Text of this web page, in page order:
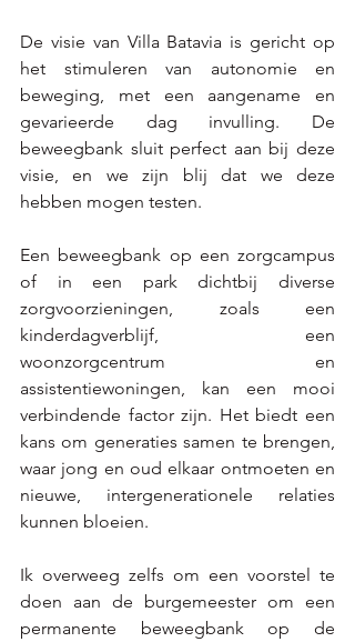
De visie van Villa Batavia is gericht op
het stimuleren van autonomie en
beweging, met een aangename en
gevarieerde dag invulling. De
beweegbank sluit perfect aan bij deze
visie, en we zijn blij dat we deze
hebben mogen testen.
Een beweegbank op een zorgcampus
of in een park dichtbij diverse
zorgvoorzieningen, zoals een
kinderdagverblijf, een
woonzorgcentrum en
assistentiewoningen, kan een mooi
verbindende factor zijn. Het biedt een
kans om generaties samen te brengen,
waar jong en oud elkaar ontmoeten en
nieuwe, intergenerationele relaties
kunnen bloeien.
Ik overweeg zelfs om een voorstel te
doen aan de burgemeester om een
permanente beweegbank op de